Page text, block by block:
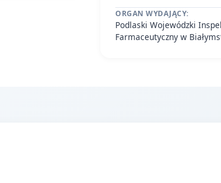
ORGAN WYDAJĄCY:
Podlaski Wojewódzki
Farmaceutyczny w